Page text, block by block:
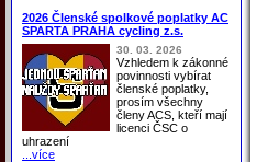
2026 Členské spolkové poplatky AC
SPARTA PRAHA cycling z.s.
30. 03. 2026
Vzhledem k zákonné
povinnosti vybírat
členské poplatky,
prosím všechny
členy ACS, kteří mají
licenci ČSC o
uhrazení
...více